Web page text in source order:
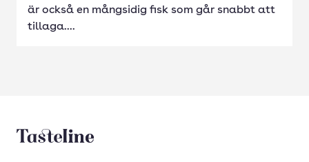
är också en mångsidig fisk som går snabbt att
tillaga....
Tasteline startsida